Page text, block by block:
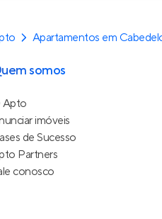
Apartamentos em
somos
Apto
imóveis
de Sucesso
Partners
conosco